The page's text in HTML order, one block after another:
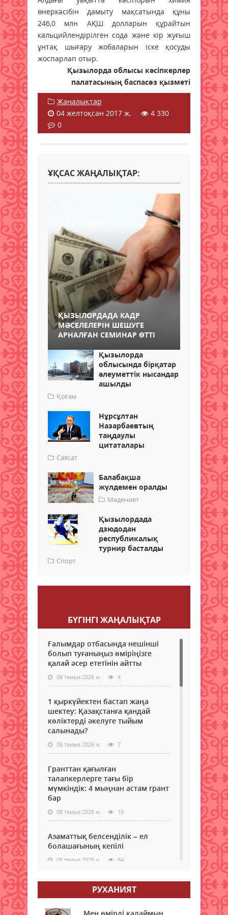
өнеркәсібін дамыту мақсатында құны
246,0 млн АҚШ долларын құрайтын
кальцийлендірілген сода және кір жуғыш
ұнтақ шығару жобаларын іске қосуды
жоспарлап отыр.
Қызылорда облысы кәсіпкерлер
палатасының баспасөз қызметі
Жаңалықтар
04 желтоқсан 2017 ж.
4 330
0
ҰҚСАС ЖАҢАЛЫҚТАР:
ҚЫЗЫЛОРДАДА КАДР
МӘСЕЛЕЛЕРІН ШЕШУГЕ
АРНАЛҒАН СЕМИНАР ӨТТІ
Қызылорда
облысында бірқатар
әлеуметтік нысандар
ашылды
Қоғам
Нұрсұлтан
Назарбаевтың
таңдаулы
цитаталары
Саясат
Балабақша
жүлдемен оралды
Мәдениет
Қызылордада
дзюдодан
республикалық
турнир басталды
Спорт
БҮГІНГI ЖАҢАЛЫҚТАР
Ғалымдар отбасында нешінші
болып туғаныңыз өміріңізге
қалай әсер ететінін айтты
08 тамыз 2026 ж. 4
1 қыркүйектен бастап жаңа
шектеу: Қазақстанға қандай
көліктерді әкелуге тыйым
салынады?
08 тамыз 2026 ж. 7
Гранттан қағылған
талапкерлерге тағы бір
мүмкіндік: 4 мыңнан астам грант
бар
08 тамыз 2026 ж. 10
Азаматтық белсенділік – ел
болашағының кепілі
08 тамыз 2026 ж. 64
Аудан әкімі азаматтарды жеке
мәселелері бойынша қабылдады
08 тамыз 2026 ж.
РУХАНИЯТ